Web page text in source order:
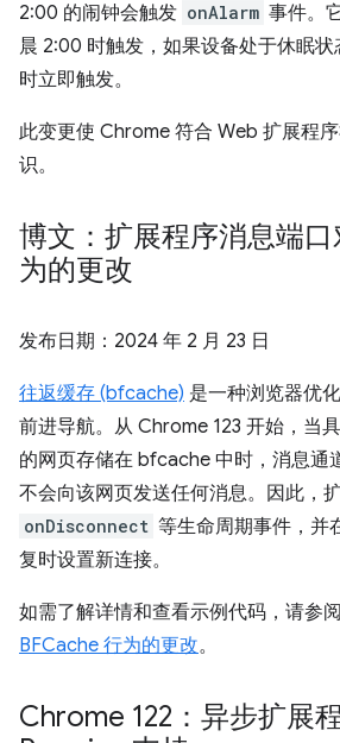
2:00 的闹钟会触发 onAlarm 事件。
晨 2:00 时触发，如果设备处于休眠
时立即触发。
此变更使 Chrome 符合 Web 扩展程
识。
博文：扩展程序消息端
为的更改
发布日期： 2024 年 2 月 23 日
往返缓存 (bfcache) 是一种浏览器优
前进导航。从 Chrome 123 开始，当
的网页存储在 bfcache 中时，消息通
不会向该网页发送任何消息。因此，
onDisconnect 等生命周期事件，并
复时设置新连接。
如需了解详情和查看示例代码，请参阅
BFCache 行为的更改。
Chrome 122：异步扩展